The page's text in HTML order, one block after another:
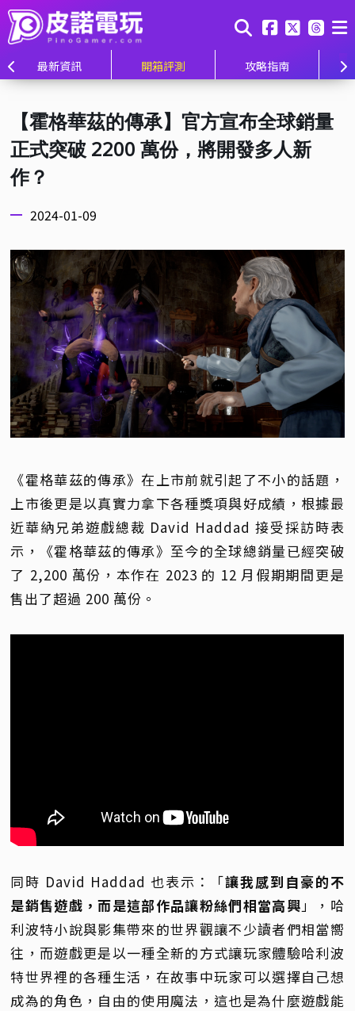
最新資訊 開箱評測 攻略指南
【霍格華茲的傳承】官方宣布全球銷量
正式突破 2200 萬份，將開發多人新
作？
2024-01-09
《霍格華茲的傳承》在上市前就引起了不小的話題，
上市後更是以真實力拿下各種獎項與好成績，根據最
近華納兄弟遊戲總裁 David Haddad 接受採訪時表
示，《霍格華茲的傳承》至今的全球總銷量已經突破
了 2,200 萬份，本作在 2023 的 12 月假期期間更是
售出了超過 200 萬份。
同時 David Haddad 也表示：「讓我感到自豪的不
是銷售遊戲，而是這部作品讓粉絲們相當高興 」，哈
利波特小說與影集帶來的世界觀讓不少讀者們相當嚮
往，而遊戲更是以一種全新的方式讓玩家體驗哈利波
特世界裡的各種生活，在故事中玩家可以選擇自己想
成為的角色，自由的使用魔法，這也是為什麼遊戲能